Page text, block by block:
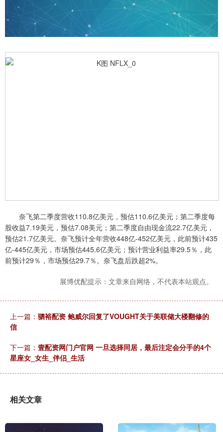
奈飞第二季度营收110.8亿美元，预估110.6亿美元；第二季度每
股收益7.19美元，预估7.08美元；第二季度自由现金流22.7亿美元，
预估21.7亿美元。奈飞预计全年营收448亿-452亿美元，此前预计435
亿-445亿美元，市场预估445.6亿美元；预计营业利益率29.5％，此
前预计29％，市场预估29.7％。奈飞盘后跌超2%。
展博优配提示：文章来自网络，不代表本站观点。
上一篇： 驷裕配资 鲍威尔回复了VOUGHT关于美联储大楼翻修的
信
下一篇： 壹配资网门户官网 一旦选择同居，最后注定会分手的4个
星座女_女生_伴侣_生活
相关文章